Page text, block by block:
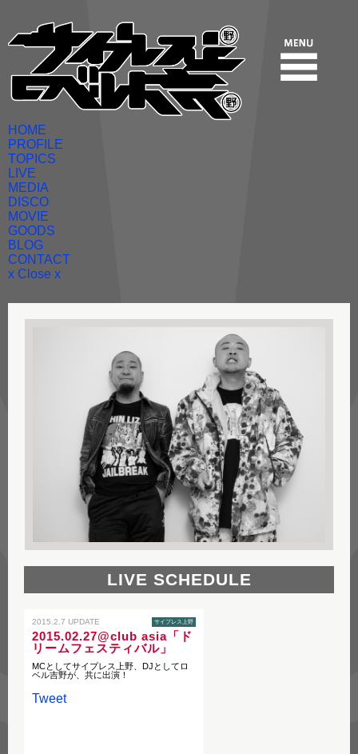
HOME
PROFILE
TOPICS
LIVE
MEDIA
DISCO
MOVIE
GOODS
BLOG
CONTACT
x Close x
LIVE SCHEDULE
2015.2.7 UPDATE サイプレス上野
2015.02.27@club asia「ド
リームフェスティバル」
MCとしてサイプレス上野、DJとしてロ
ベル吉野が、共に出演！
Tweet